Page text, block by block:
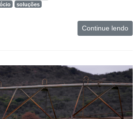
soluções
Continue lendo